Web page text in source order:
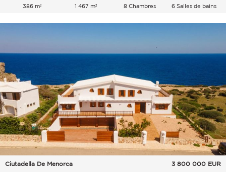
386 m² 1 467 m² 8 Chambres 6 Salles de bains
Ciutadella De Menorca
3 800 000 EUR